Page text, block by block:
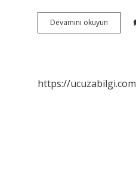
Devamını okuyun
Eş
https://ucuzabilgi.com